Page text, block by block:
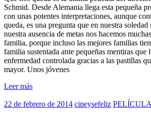
Schmid. Desde Alemania llega esta pequeña
con unas potentes interpretaciones, aunque
queda, es una pregunta que en nuestra
nuestra ausencia de metas nos hacemos
familia, porque incluso las mejores familias
familia sustentada ante pequeñas mentiras que
enfermedad controlada gracias a las pastillas
mayor. Unos jóvenes
Leer más
22 de febrero de 2014 cineysefeliz